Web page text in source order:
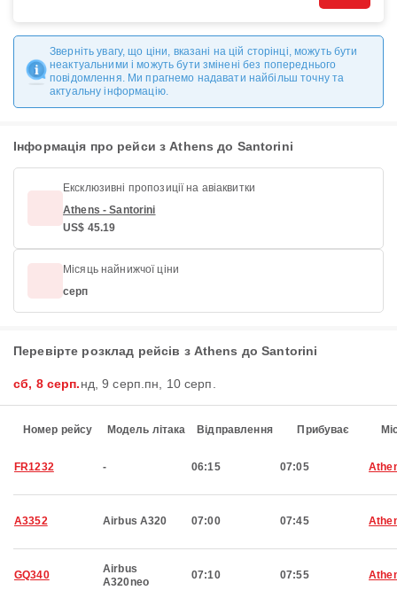
Зверніть увагу, що ціни, вказані на цій сторінці, можуть бути
неактуальними і можуть бути змінені без попереднього
повідомлення. Ми прагнемо надавати найбільш точну та
актуальну інформацію.
Інформація про рейси з Athens до Santorini
Ексклюзивні пропозиції на авіаквитки
Athens - Santorini
US$ 45.19
Місяць найнижчої ціни
серп
Перевірте розклад рейсів з Athens до Santorini
сб, 8 серп.нд, 9 серп. пн, 10 серп.
Номер рейсу Модель літака Відправлення Прибуває
FR1232 - 06:15 07:05
A3352 Airbus A320 07:00 07:45
GQ340
Airbus
A320neo
07:10 07:55